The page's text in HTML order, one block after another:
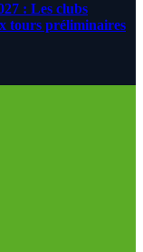
: Les clubs
tours préliminaires